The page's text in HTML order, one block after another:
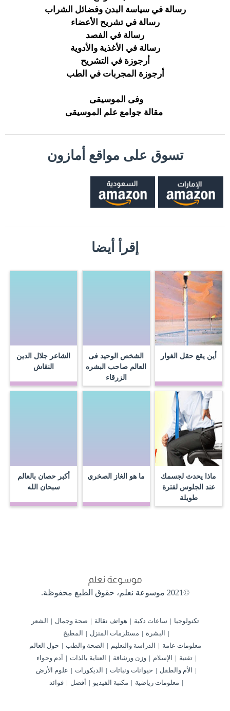
رسالة في سياسة البدن وفضائل الشراب
رسالة في تشريح الأعضاء
رسالة في الفصد
رسالة في الأغذية والأدوية
أرجوزة في التشريح
أرجوزة المجربات في الطب
وفى الموسيقى
مقالة جوامع علم الموسيقى
تسوق على مواقع أمازون
إقرأ أيضا
أين يقع حقل الغوار
الشخص الوحيد فى
العالم صاحب البشره
الزرقاء
الشاعر جلال الدين
النقاش
ماذا يحدث لجسمك
عند الجلوس لفترة
طويلة
ما هو الغاز الصخري
أكبر حصان بالعالم
سبحان الله
©2021 موسوعة نعلم، حقوق الطبع محفوظة.
تكنولوجيا ساعات ذكية هواتف نقالة صحة وجمال
الشعر
البشرة
مستلزمات المنزل
المطبخ
معلومات عامة
الدراسة والتعليم الصحة والطب
حول العالم
تقنية
الإسلام وزن ورشاقة العناية بالذات
آدم وحواء
الأم والطفل
حيوانات ونباتات الديكورات
علوم الأرض
معلومات رياضية
مكتبة الفيديو أفضل فوائد